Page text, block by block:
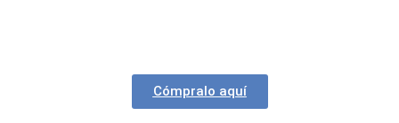
Cómpralo aquí